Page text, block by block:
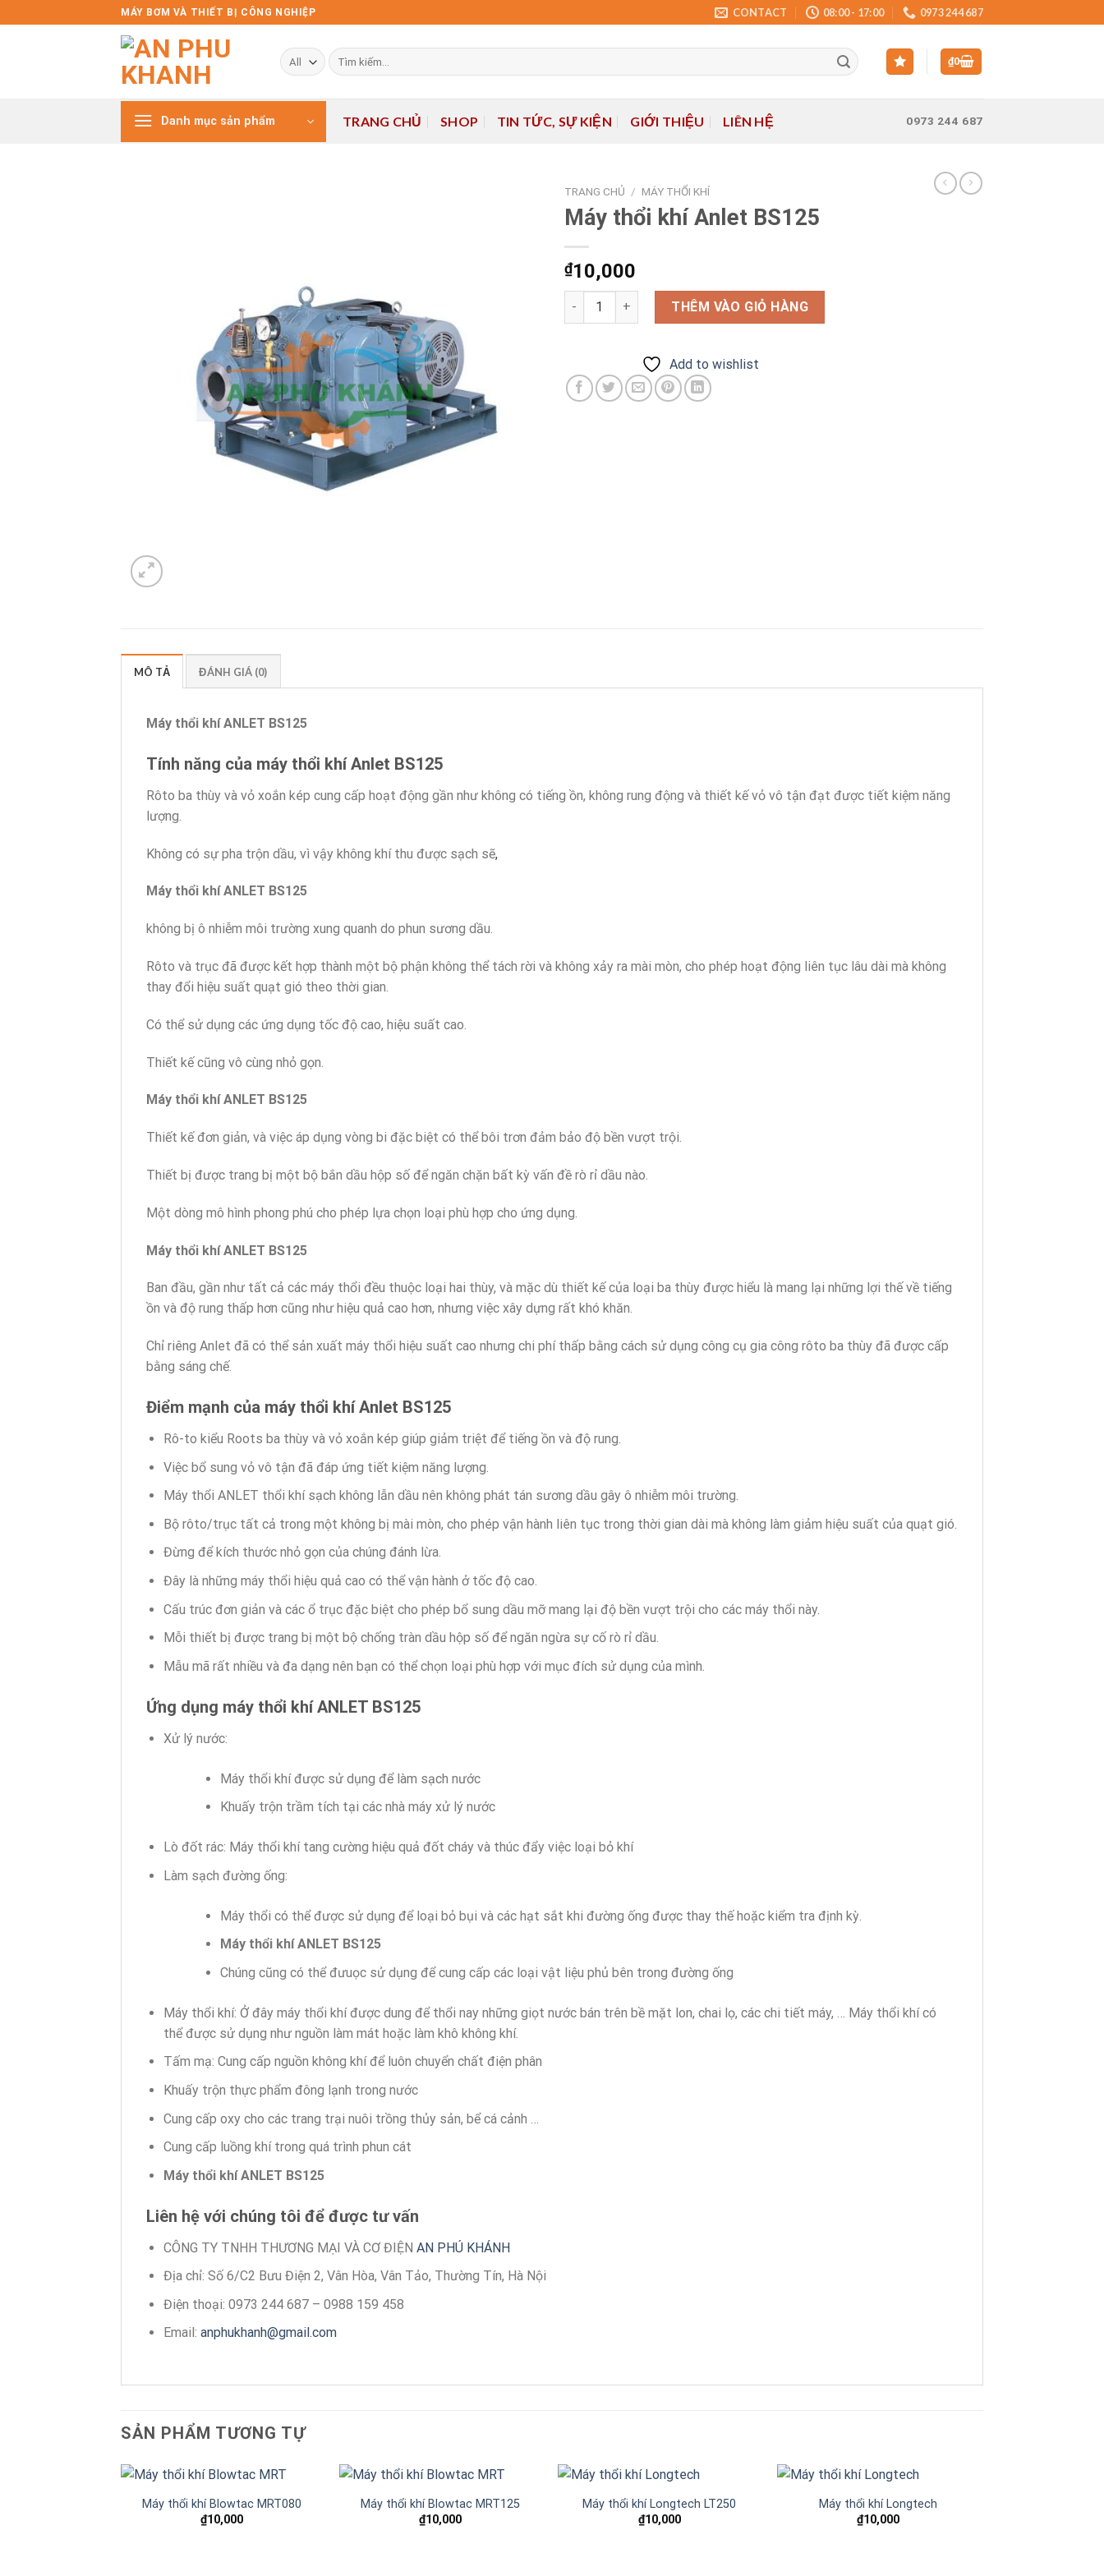
to
MÁY BƠM VÀ THIẾT BỊ CÔNG NGHIỆP CONTACT 08:00 - 17:00 0973 244 687
Tìm
kiếm:
₫0
Danh mục sản phẩm TRANG CHỦ SHOP TIN TỨC, SỰ KIỆN GIỚI THIỆU LIÊN HỆ 0973 244 687
TRANG CHỦ / MÁY THỔI KHÍ
Máy thổi khí Anlet BS125
₫10,000
Máy thổi khí Anlet BS125 số lượng
THÊM VÀO GIỎ HÀNG
Add to wishlist
MÔ TẢ ĐÁNH GIÁ (0)
Máy thổi khí ANLET BS125
Tính năng của máy thổi khí Anlet BS125
Rôto ba thùy và vỏ xoắn kép cung cấp hoạt động gần như không có tiếng ồn, không rung động và thiết kế vỏ vô tận đạt được tiết kiệm năng
lượng.
Không có sự pha trộn dầu, vì vậy không khí thu được sạch sẽ,
Máy thổi khí ANLET BS125
không bị ô nhiễm môi trường xung quanh do phun sương dầu.
Rôto và trục đã được kết hợp thành một bộ phận không thể tách rời và không xảy ra mài mòn, cho phép hoạt động liên tục lâu dài mà không
thay đổi hiệu suất quạt gió theo thời gian.
Có thể sử dụng các ứng dụng tốc độ cao, hiệu suất cao.
Thiết kế cũng vô cùng nhỏ gọn.
Máy thổi khí ANLET BS125
Thiết kế đơn giản, và việc áp dụng vòng bi đặc biệt có thể bôi trơn đảm bảo độ bền vượt trội.
Thiết bị được trang bị một bộ bắn dầu hộp số để ngăn chặn bất kỳ vấn đề rò rỉ dầu nào.
Một dòng mô hình phong phú cho phép lựa chọn loại phù hợp cho ứng dụng.
Máy thổi khí ANLET BS125
Ban đầu, gần như tất cả các máy thổi đều thuộc loại hai thùy, và mặc dù thiết kế của loại ba thùy được hiểu là mang lại những lợi thế về tiếng
ồn và độ rung thấp hơn cũng như hiệu quả cao hơn, nhưng việc xây dựng rất khó khăn.
Chỉ riêng Anlet đã có thể sản xuất máy thổi hiệu suất cao nhưng chi phí thấp bằng cách sử dụng công cụ gia công rôto ba thùy đã được cấp
bằng sáng chế.
Điểm mạnh của máy thổi khí Anlet BS125
Rô-to kiểu Roots ba thùy và vỏ xoắn kép giúp giảm triệt để tiếng ồn và độ rung.
Việc bổ sung vỏ vô tận đã đáp ứng tiết kiệm năng lượng.
Máy thổi ANLET thổi khí sạch không lẫn dầu nên không phát tán sương dầu gây ô nhiễm môi trường.
Bộ rôto/trục tất cả trong một không bị mài mòn, cho phép vận hành liên tục trong thời gian dài mà không làm giảm hiệu suất của quạt gió.
Đừng để kích thước nhỏ gọn của chúng đánh lừa.
Đây là những máy thổi hiệu quả cao có thể vận hành ở tốc độ cao.
Cấu trúc đơn giản và các ổ trục đặc biệt cho phép bổ sung dầu mỡ mang lại độ bền vượt trội cho các máy thổi này.
Mỗi thiết bị được trang bị một bộ chống tràn dầu hộp số để ngăn ngừa sự cố rò rỉ dầu.
Mẫu mã rất nhiều và đa dạng nên bạn có thể chọn loại phù hợp với mục đích sử dụng của mình.
Ứng dụng máy thổi khí ANLET BS125
Xử lý nước:
Máy thổi khí được sử dụng để làm sạch nước
Khuấy trộn trầm tích tại các nhà máy xử lý nước
Lò đốt rác: Máy thổi khí tang cường hiệu quả đốt cháy và thúc đẩy việc loại bỏ khí
Làm sạch đường ống:
Máy thổi có thể được sử dụng để loại bỏ bụi và các hạt sắt khi đường ống được thay thế hoặc kiểm tra định kỳ.
Máy thổi khí ANLET BS125
Chúng cũng có thể đưuọc sử dụng để cung cấp các loại vật liệu phủ bên trong đường ống
Máy thổi khí: Ở đây máy thổi khí được dung để thổi nay những giọt nước bán trên bề mặt lon, chai lọ, các chi tiết máy, … Máy thổi khí có
thể được sử dụng như nguồn làm mát hoặc làm khô không khí.
Tấm mạ: Cung cấp nguồn không khí để luôn chuyển chất điện phân
Khuấy trộn thực phẩm đông lạnh trong nước
Cung cấp oxy cho các trang trại nuôi trồng thủy sản, bể cá cảnh …
Cung cấp luồng khí trong quá trình phun cát
Máy thổi khí ANLET BS125
Liên hệ với chúng tôi để được tư vấn
CÔNG TY TNHH THƯƠNG MẠI VÀ CƠ ĐIỆN AN PHÚ KHÁNH
Địa chỉ: Số 6/C2 Bưu Điện 2, Vân Hòa, Vân Tảo, Thường Tín, Hà Nội
Điện thoại: 0973 244 687 – 0988 159 458
Email: anphukhanh@gmail.com
SẢN PHẨM TƯƠNG TỰ
Máy thổi khí Blowtac MRT080
₫10,000
Máy thổi khí Blowtac MRT125
₫10,000
Máy thổi khí Longtech LT250
₫10,000
Máy thổi khí Longtech
₫10,000